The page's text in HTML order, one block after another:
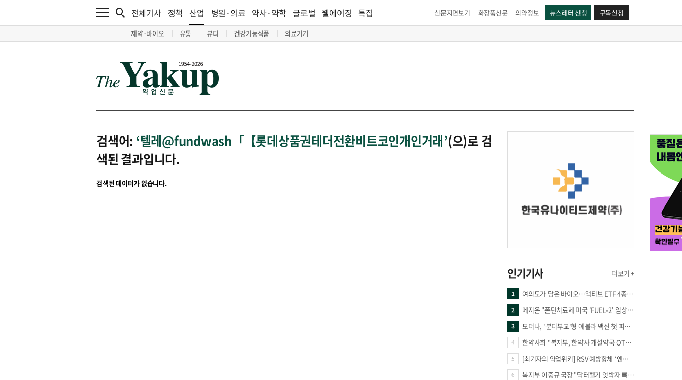
전체기사 정책 산업
제약·바이오 유통 뷰티 건강기능식품 의료기기
병원·의료 약사·약학 글로벌 웰에이징 특집 신문지면보기 화장품신문 의약정보 뉴스레터 신청 구독신청
검색어: ‘텔레@fundwash「【롯데상품권테더전환비트코인개인거래’(으)로 검
색된 결과입니다.
검색된 데이터가 없습니다.
인기기사 더보기 +
1 여의도가 담은 바이오…액티브 ETF 4종의 선택은
2 메지온 "폰탄치료제 미국 'FUEL-2' 임상 프로토콜 영국 승인"
3 모더나, '분디부교'형 에볼라 백신 첫 피험자 접종
4 한약사회 "복지부, 한약사 개설약국 OTC 공급 방해 더는 방관 말아야"
5 [최기자의 약업위키] RSV 예방항체 ‘엔플론시아’
6 복지부 이중규 국장 "닥터헬기 엇박자 뼈아파… 외상체계 전면 재정립"